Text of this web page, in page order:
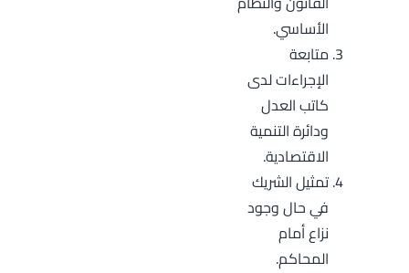
الأساسي.
متابعة
الإجراءات لدى
كاتب العدل
ودائرة التنمية
الاقتصادية.
تمثيل الشريك
في حال وجود
نزاع أمام
المحاكم.